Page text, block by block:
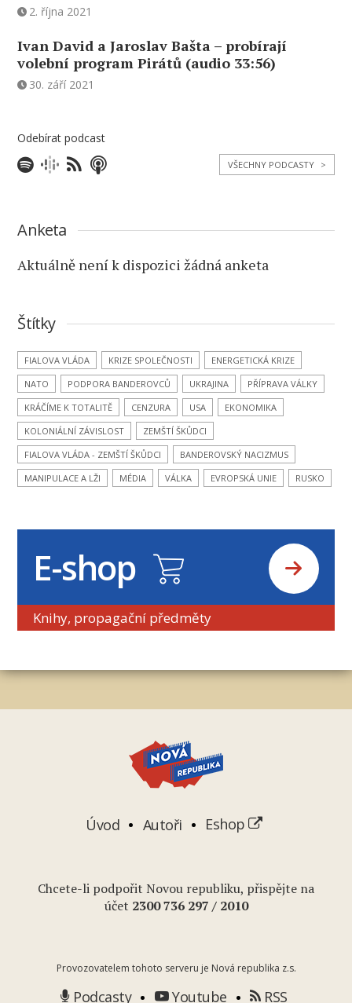
2. října 2021
Ivan David a Jaroslav Bašta – probírají
volební program Pirátů (audio 33:56)
30. září 2021
Odebírat podcast
VŠECHNY PODCASTY >
Anketa
Aktuálně není k dispozici žádná anketa
Štítky
FIALOVA VLÁDA KRIZE SPOLEČNOSTI
ENERGETICKÁ KRIZE
NATO
PODPORA BANDEROVCŮ UKRAJINA
PŘÍPRAVA VÁLKY
KRÁČÍME K TOTALITĚ
CENZURA USA
EKONOMIKA
KOLONIÁLNÍ ZÁVISLOST
ZEMŠTÍ ŠKŮDCI
FIALOVA VLÁDA - ZEMŠTÍ ŠKŮDCI
BANDEROVSKÝ NACIZMUS
MANIPULACE A LŽI
MÉDIA VÁLKA EVROPSKÁ UNIE RUSKO
E-shop
Knihy, propagační předměty
Úvod Autoři Eshop
Chcete-li podpořit Novou republiku, přispějte na
účet 2300 736 297 / 2010
Provozovatelem tohoto serveru je Nová republika z.s.
Podcasty Youtube RSS